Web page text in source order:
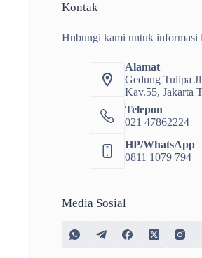
Kontak
Hubungi kami untuk informasi
Alamat
Gedung Tulipa
Kav.55, Jakarta
Telepon
021 47862224
HP/WhatsApp
0811 1079 794
Media Sosial